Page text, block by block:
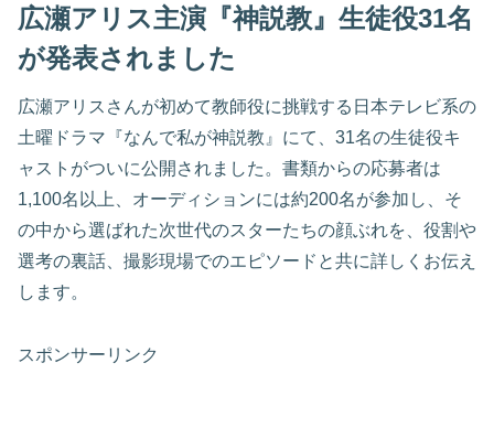
広瀬アリス主演『神説教』生徒役31名
が発表されました
広瀬アリスさんが初めて教師役に挑戦する日本テレビ系の
土曜ドラマ『なんで私が神説教』にて、31名の生徒役キ
ャストがついに公開されました。書類からの応募者は
1,100名以上、オーディションには約200名が参加し、そ
の中から選ばれた次世代のスターたちの顔ぶれを、役割や
選考の裏話、撮影現場でのエピソードと共に詳しくお伝え
します。
スポンサーリンク